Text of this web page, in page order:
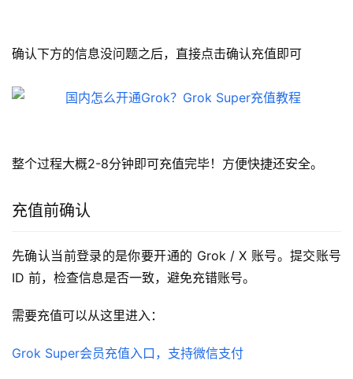
确认下方的信息没问题之后，直接点击确认充值即可
整个过程大概2-8分钟即可充值完毕！方便快捷还安全。
充值前确认
先确认当前登录的是你要开通的 Grok / X 账号。提交账号
ID 前，检查信息是否一致，避免充错账号。
需要充值可以从这里进入：
Grok Super会员充值入口，支持微信支付